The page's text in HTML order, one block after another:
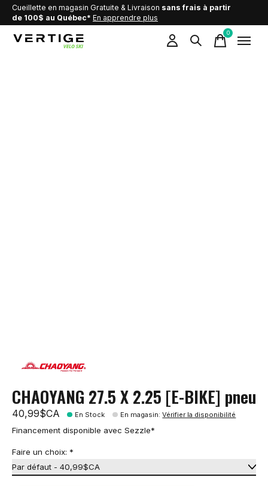
Cueillette en magasin Gratuite & Livraison sans frais à partir
de 100$ au Québec* En apprendre plus
0items
CHAOYANG 27.5 X 2.25 [E-BIKE] pneu
40,99$CA En Stock En magasin:Vérifier la disponibilité
Financement disponible avec Sezzle*
Faire un choix: *